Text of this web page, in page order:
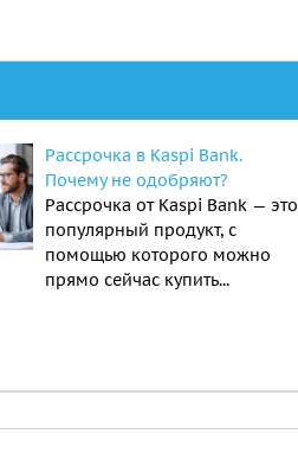
Рассрочка в Kaspi Bank.
Почему не одобряют?
Рассрочка от Kaspi Bank — это
популярный продукт, с
помощью которого можно
прямо сейчас купить...